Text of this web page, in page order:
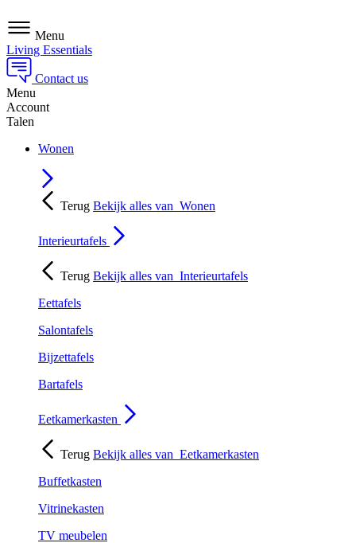
Menu
Living Essentials
Contact us
Menu
Account
Talen
Wonen
Terug Bekijk alles van Wonen
Interieurtafels
Terug Bekijk alles van Interieurtafels
Eettafels
Salontafels
Bijzettafels
Bartafels
Eetkamerkasten
Terug Bekijk alles van Eetkamerkasten
Buffetkasten
Vitrinekasten
TV meubelen